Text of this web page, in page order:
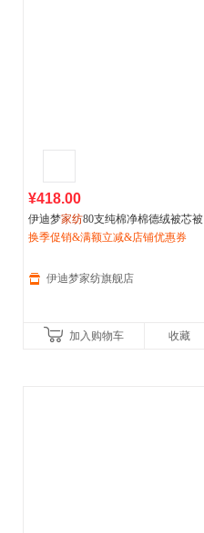
¥418.00
伊迪梦家纺80支纯棉净棉德绒被芯被
子蓬松被柔软被保暖春秋被全棉绿色
换季促销&满额立减&店铺优惠券
伊迪梦家纺旗舰店
加入购物车 收藏